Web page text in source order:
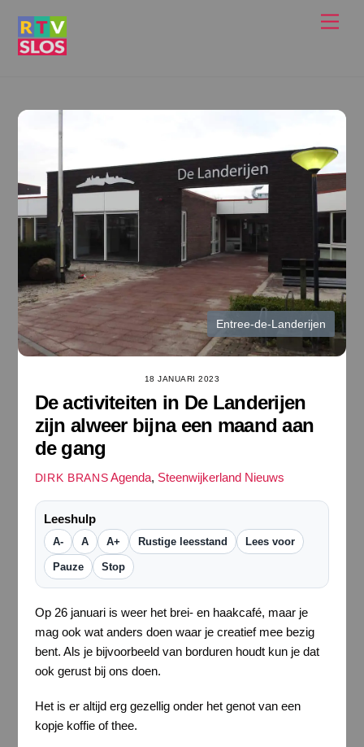
Entree-de-Landerijen
18 JANUARI 2023
De activiteiten in De Landerijen
zijn alweer bijna een maand aan
de gang
DIRK BRANS Agenda, Steenwijkerland Nieuws
Leeshulp
A- A A+ Rustige leesstand Lees voor
Pauze Stop
Op 26 januari is weer het brei- en haakcafé, maar je
mag ook wat anders doen waar je creatief mee bezig
bent. Als je bijvoorbeeld van borduren houdt kun je dat
ook gerust bij ons doen.
Het is er altijd erg gezellig onder het genot van een
kopje koffie of thee.